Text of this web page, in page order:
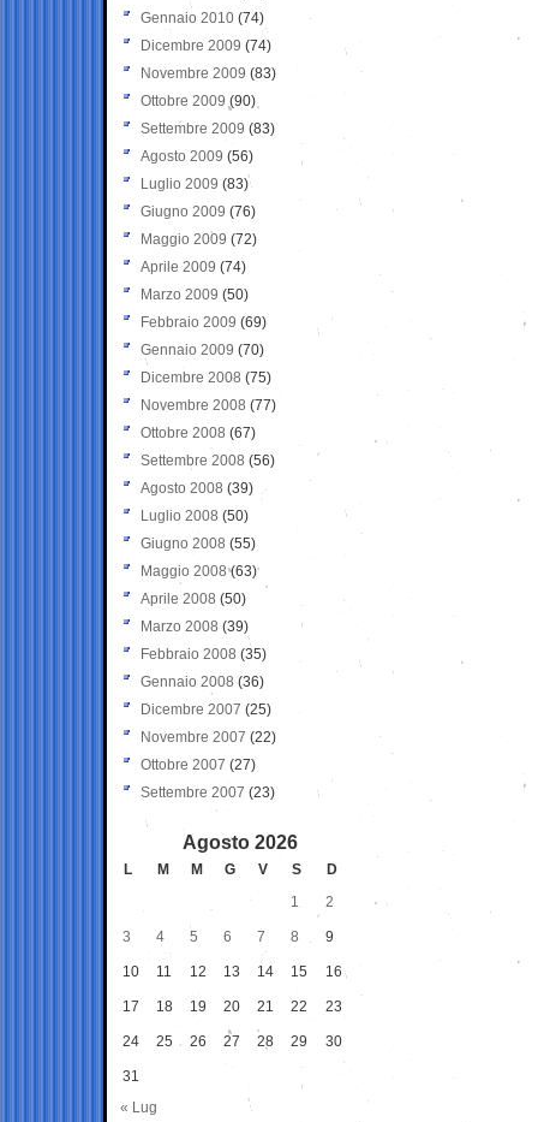
Gennaio 2010 (74)
Dicembre 2009 (74)
Novembre 2009 (83)
Ottobre 2009 (90)
Settembre 2009 (83)
Agosto 2009 (56)
Luglio 2009 (83)
Giugno 2009 (76)
Maggio 2009 (72)
Aprile 2009 (74)
Marzo 2009 (50)
Febbraio 2009 (69)
Gennaio 2009 (70)
Dicembre 2008 (75)
Novembre 2008 (77)
Ottobre 2008 (67)
Settembre 2008 (56)
Agosto 2008 (39)
Luglio 2008 (50)
Giugno 2008 (55)
Maggio 2008(63)
Aprile 2008 (50)
Marzo 2008 (39)
Febbraio 2008 (35)
Gennaio 2008 (36)
Dicembre 2007 (25)
Novembre 2007 (22)
Ottobre 2007 (27)
Settembre 2007 (23)
Agosto 2026
L M M G V S
D
1
2
3 4 5 6 7 8 9
10 11 12 13 14 15 16
17 18 19 20 21 22 23
24 25 26 27 28 29 30
31
« Lug